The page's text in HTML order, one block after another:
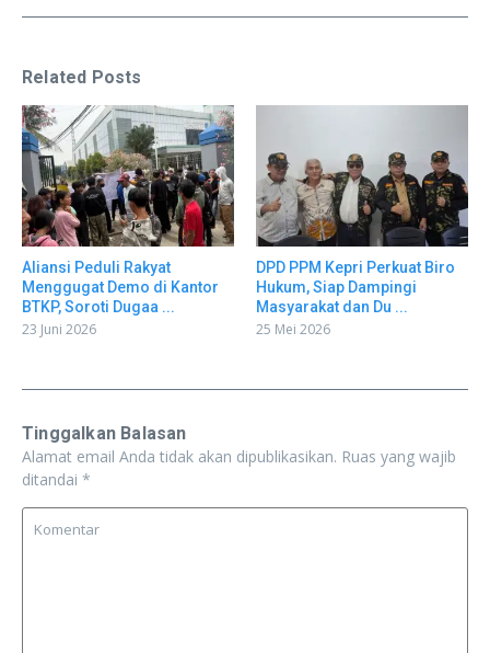
Related Posts
Aliansi Peduli Rakyat
Menggugat Demo di Kantor
BTKP, Soroti Dugaa ...
23 Juni 2026
DPD PPM Kepri Perkuat Biro
Hukum, Siap Dampingi
Masyarakat dan Du ...
25 Mei 2026
Tinggalkan Balasan
Alamat email Anda tidak akan dipublikasikan. Ruas yang wajib
ditandai *